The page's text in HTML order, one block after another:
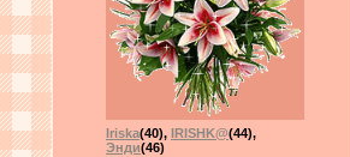
Iriska(40), IRISHK@(44),
Энди(46)